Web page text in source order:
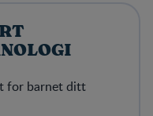
for barnet ditt